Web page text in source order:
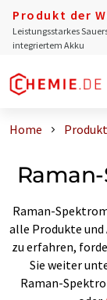
Produkt der
Leistungsstarkes
integriertem Akku
Home
Raman-
alle Produkte und
zu erfahren,
Sie weiter
Raman-